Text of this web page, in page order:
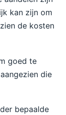
kan zijn om
de kosten
goed te
die
bepaalde